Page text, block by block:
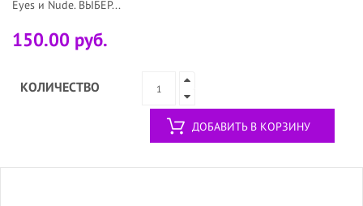
Eyes и Nude. ВЫБЕР...
150.00 руб.
КОЛИЧЕСТВО
ДОБАВИТЬ В КОРЗИНУ